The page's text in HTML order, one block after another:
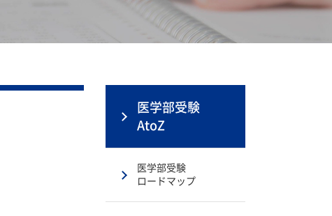
医学部受験
AtoZ
医学部受験
ロードマップ